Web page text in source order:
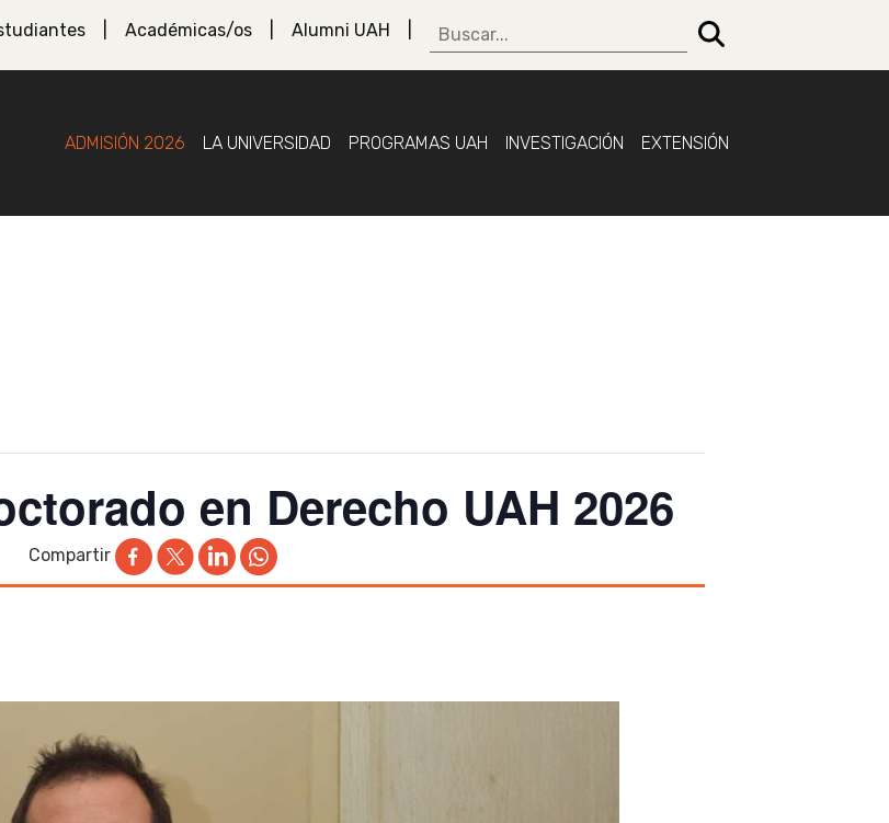
Académicas/os Alumni UAH
ADMISIÓN 2026 LA UNIVERSIDAD PROGRAMAS UAH INVESTIGACIÓN EXTENSIÓN
en Derecho UAH 2026
Compartir